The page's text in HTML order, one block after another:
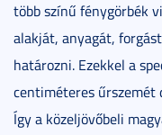
több színű fénygörbék
alakját, anyagát,
határozni. Ezekkel a
centiméteres űrszemét
Így a közeljövőbeli